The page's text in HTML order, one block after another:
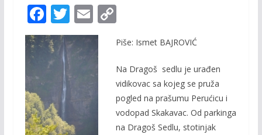
F
ac
e
b
o
k
T
w
itt
er
E
m
ai
l
C
o
p
y
Li
n
k
Piše: Ismet BAJROVIĆ
Na Dragoš sedlu je urađen
vidikovac sa kojeg se pruža
pogled na prašumu Perućicu i
vodopad Skakavac. Od parkinga
na Dragoš Sedlu, stotinjak